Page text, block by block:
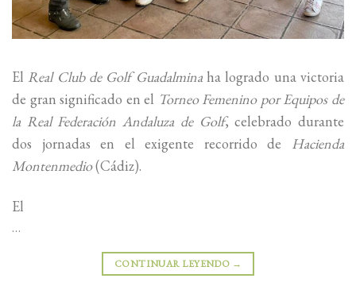
El Real Club de Golf Guadalminaha logrado una victoria
de gran significado en el Torneo Femenino por Equipos de
la Real Federación Andaluza de Golf, celebrado durante
dos jornadas en el exigente recorrido de Hacienda
Montenmedio(Cádiz).
El
…
CONTINUAR LEYENDO →